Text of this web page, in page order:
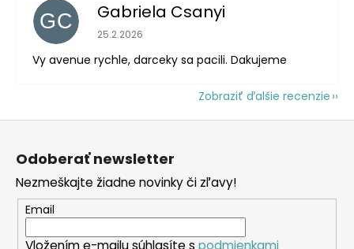
GC Gabriela Csanyi
Hodnotenie obchodu je 5 z 5 hviezdičiek.
25.2.2026
Vy avenue rychle, darceky sa pacili. Dakujeme
Zobraziť ďalšie recenzie
Z
Odoberať newsletter
Nezmeškajte žiadne novinky či zľavy!
Email